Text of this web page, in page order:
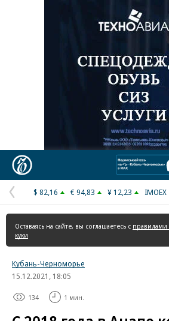
Реклама в «Ъ»
Предыдущая
страница
$ 82,16 € 94,83 ¥ 12,23 IMOEX
Оставаясь на сайте, вы соглашаетесь с правилами
куки
Кубань-Черноморье
15.12.2021, 18:05
134 1 мин.